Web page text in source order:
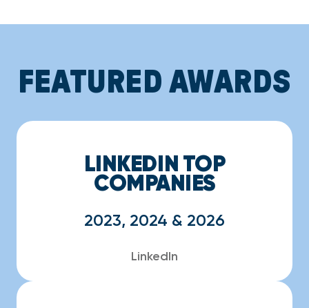
FEATURED AWARDS
LINKEDIN TOP
COMPANIES
2023, 2024 & 2026
LinkedIn